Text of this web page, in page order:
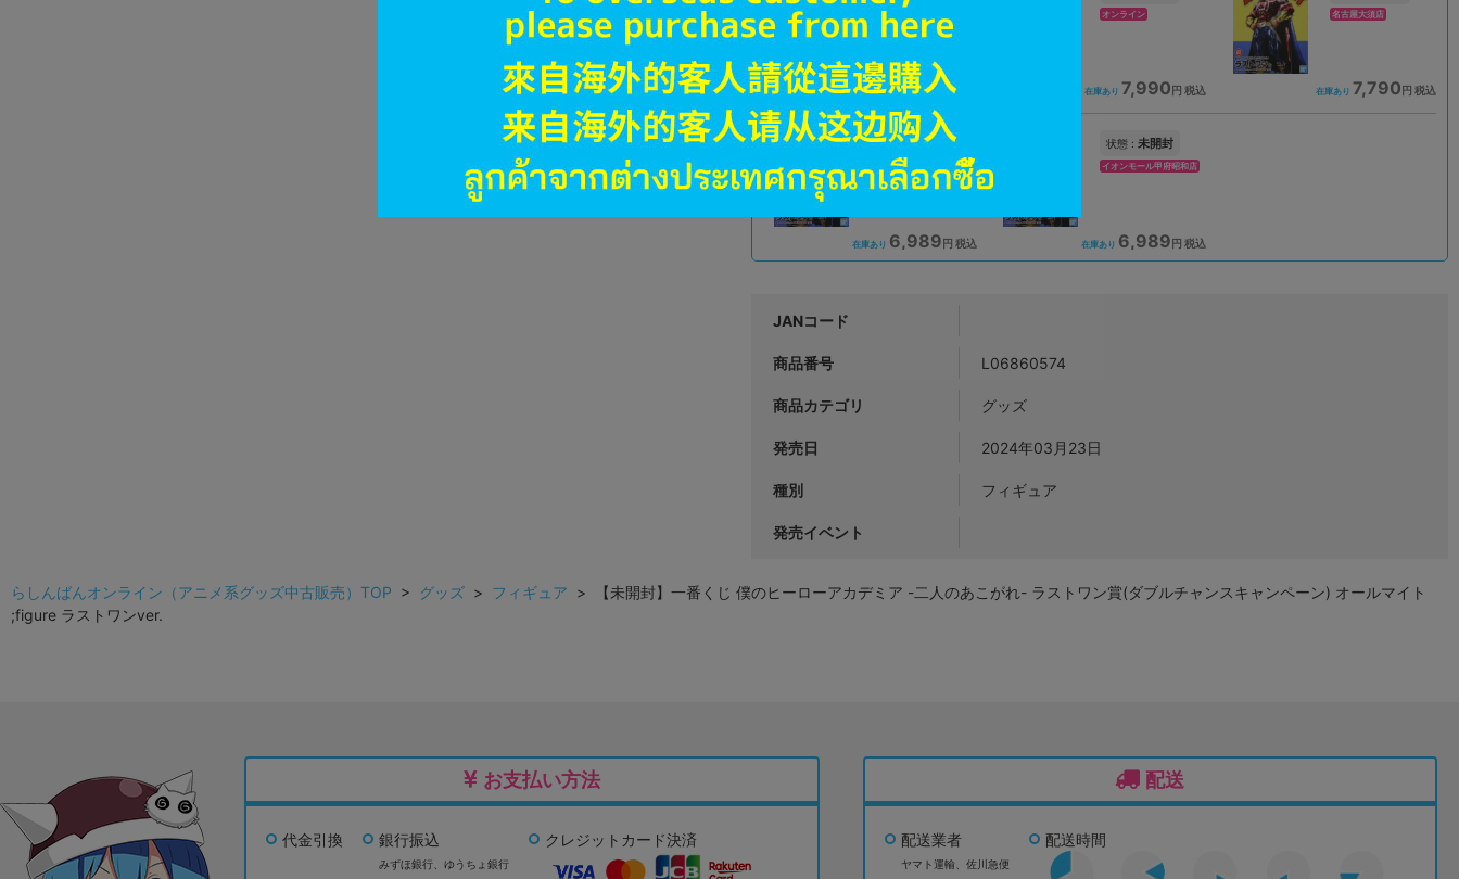
オンライン
品切状態 7,390円 税込
オンライン
在庫あり 7,990 円 税込
名古屋大須店
在庫あり 7,790 円 税込
状態 :未開封
岡山店
在庫あり 6,989円 税込
状態 : 未開封
イオンモール甲府昭和店
在庫あり 6,989円 税込
JANコード
商品番号 L06860574
商品カテゴリ グッズ
発売日 2024年03月23日
種別 フィギュア
発売イベント
らしんばんオンライン（アニメ系グッズ中古販売）TOP > グッズ > フィギュア > 【未開封】一番くじ 僕のヒーローアカデミア -二人のあこがれ- ラストワン賞(ダブルチャンスキャンペーン) オールマイト
;figure ラストワンver.
お支払い方法
代金引換 銀行振込
みずほ銀行、 ゆうちょ銀行
クレジットカード決済
配送
配送業者
ヤマト運輸、佐川急便
配送時間